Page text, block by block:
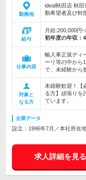
勤務地
ideal秋田店 秋
勤希望者及び幹
給与
月給:200,000円
初年度の年収：
仕事内容
輸入車正規ディ
ーリ等の中から
で、未経験から
対象と
なる方
未経験歓迎！【
る方】頑張りを
ています。
企業データ
設立：1996年7月／本社所在
求人詳細を見る